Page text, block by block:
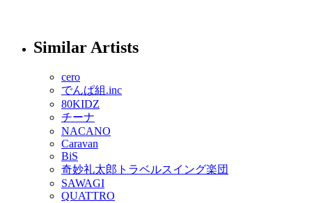
Similar Artists
cero
でんぱ組.inc
80KIDZ
チーナ
NACANO
Caravan
BiS
奇妙礼太郎トラベルスイング楽団
SAWAGI
QUATTRO